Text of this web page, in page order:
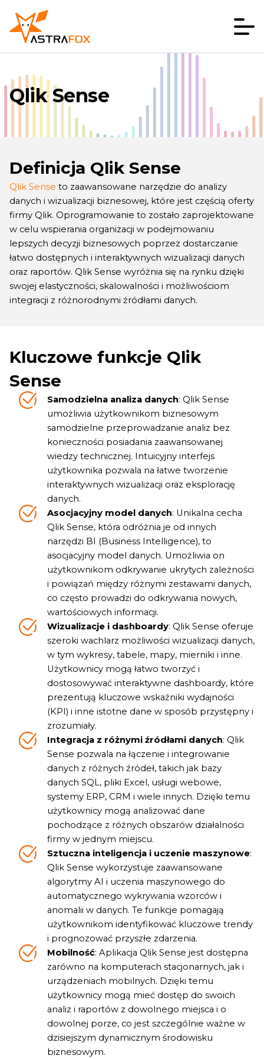
Qlik Sense
Definicja Qlik Sense
Qlik Sense to zaawansowane narzędzie do analizy
danych i wizualizacji biznesowej, które jest częścią oferty
firmy Qlik. Oprogramowanie to zostało zaprojektowane
w celu wspierania organizacji w podejmowaniu
lepszych decyzji biznesowych poprzez dostarczanie
łatwo dostępnych i interaktywnych wizualizacji danych
oraz raportów. Qlik Sense wyróżnia się na rynku dzięki
swojej elastyczności, skalowalności i możliwościom
integracji z różnorodnymi źródłami danych.
Kluczowe funkcje Qlik
Sense
Samodzielna analiza danych: Qlik Sense
umożliwia użytkownikom biznesowym
samodzielne przeprowadzanie analiz bez
konieczności posiadania zaawansowanej
wiedzy technicznej. Intuicyjny interfejs
użytkownika pozwala na łatwe tworzenie
interaktywnych wizualizacji oraz eksplorację
danych.
Asocjacyjny model danych: Unikalna cecha
Qlik Sense, która odróżnia je od innych
narzędzi BI (Business Intelligence), to
asocjacyjny model danych. Umożliwia on
użytkownikom odkrywanie ukrytych zależności
i powiązań między różnymi zestawami danych,
co często prowadzi do odkrywania nowych,
wartościowych informacji.
Wizualizacje i dashboardy: Qlik Sense oferuje
szeroki wachlarz możliwości wizualizacji danych,
w tym wykresy, tabele, mapy, mierniki i inne.
Użytkownicy mogą łatwo tworzyć i
dostosowywać interaktywne dashboardy, które
prezentują kluczowe wskaźniki wydajności
(KPI) i inne istotne dane w sposób przystępny i
zrozumiały.
Integracja z różnymi źródłami danych: Qlik
Sense pozwala na łączenie i integrowanie
danych z różnych źródeł, takich jak bazy
danych SQL, pliki Excel, usługi webowe,
systemy ERP, CRM i wiele innych. Dzięki temu
użytkownicy mogą analizować dane
pochodzące z różnych obszarów działalności
firmy w jednym miejscu.
Sztuczna inteligencja i uczenie maszynowe:
Qlik Sense wykorzystuje zaawansowane
algorytmy AI i uczenia maszynowego do
automatycznego wykrywania wzorców i
anomalii w danych. Te funkcje pomagają
użytkownikom identyfikować kluczowe trendy
i prognozować przyszłe zdarzenia.
Mobilność: Aplikacja Qlik Sense jest dostępna
zarówno na komputerach stacjonarnych, jak i
urządzeniach mobilnych. Dzięki temu
użytkownicy mogą mieć dostęp do swoich
analiz i raportów z dowolnego miejsca i o
dowolnej porze, co jest szczególnie ważne w
dzisiejszym dynamicznym środowisku
biznesowym.